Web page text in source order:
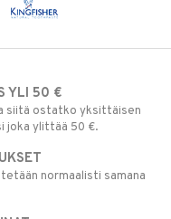
YLI 50 €
siitä ostatko yksittäisen
joka ylittää 50 €.
normaalisti samana